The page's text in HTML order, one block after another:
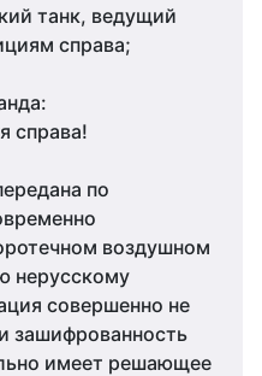
танк, ведущий
справа;
справа!
по
воздушном
нерусскому
совершенно не
зашифрованность
имеет решающее